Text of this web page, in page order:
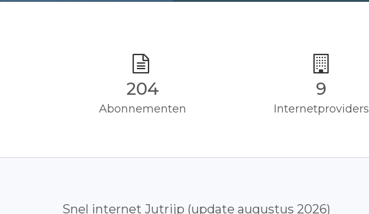
205
Abonnementen
9
Internetproviders
Snel internet Jutrijp (update augustus 2026)